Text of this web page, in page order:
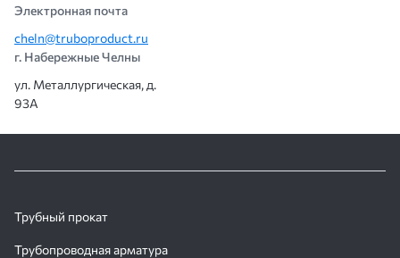
Электронная почта
cheln@truboproduct.ru
г. Набережные Челны
ул. Металлургическая, д.
93А
Трубный прокат
Трубопроводная арматура